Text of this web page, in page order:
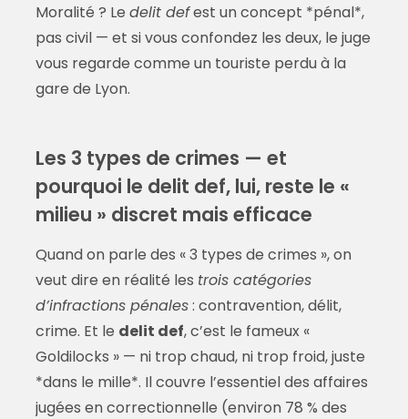
Moralité ? Le delit defest un concept *pénal*,
pas civil — et si vous confondez les deux, le juge
vous regarde comme un touriste perdu à la
gare de Lyon.
Les 3 types de crimes — et
pourquoi le delit def, lui, reste le «
milieu » discret mais efficace
Quand on parle des « 3 types de crimes », on
veut dire en réalité les trois catégories
d’infractions pénales: contravention, délit,
crime. Et le delit def, c’est le fameux «
Goldilocks » — ni trop chaud, ni trop froid, juste
*dans le mille*. Il couvre l’essentiel des affaires
jugées en correctionnelle (environ 78 % des